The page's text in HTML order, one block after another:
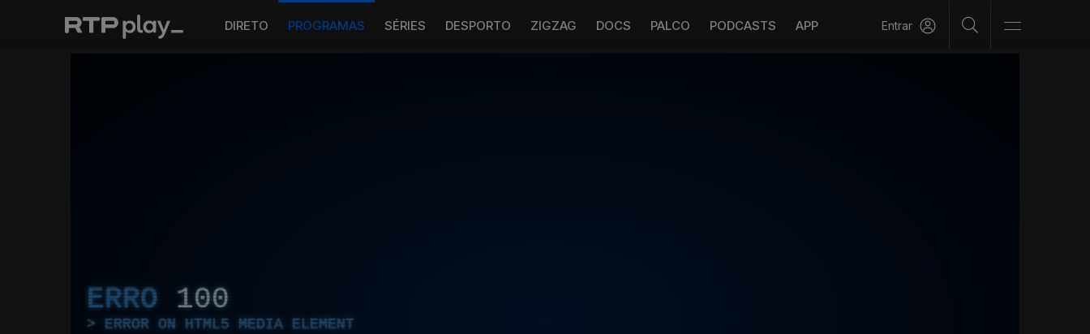
DIRETO PROGRAMAS SÉRIES DESPORTO ZIGZAG DOCS PALCO PODCASTS APP Entrar
ERRO 100
ERROR ON HTML5 MEDIA ELEMENT